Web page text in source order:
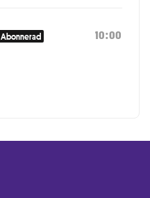
Abonnerad 10:00